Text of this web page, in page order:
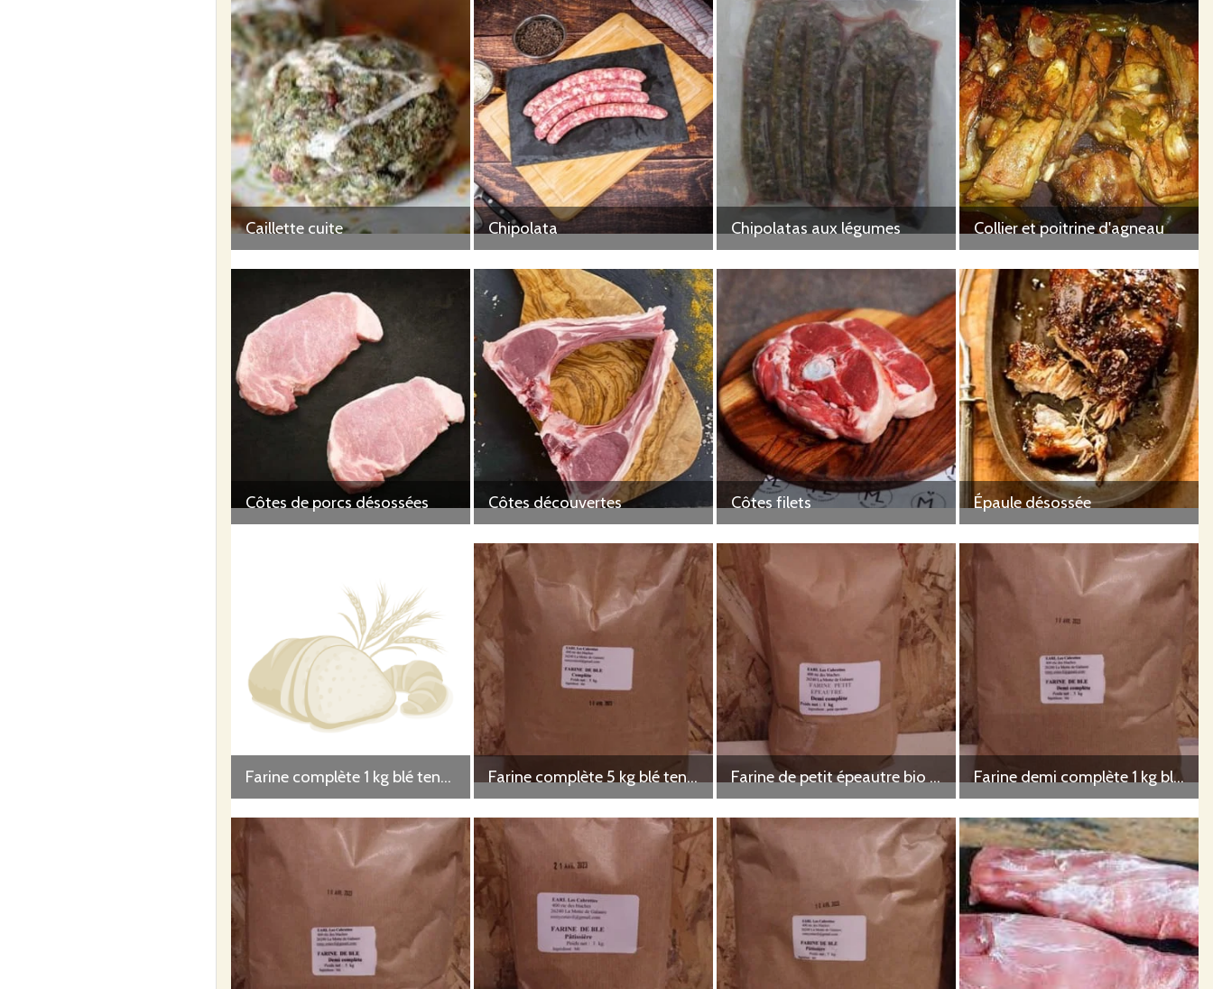
Caillette cuite Chipolata Chipolatas aux légumes Collier et poitrine d'agneau
Côtes de porcs désossées Côtes découvertes Côtes filets Épaule désossée
Farine complète 1 kg blé tendre Farine complète 5 kg blé tendre Farine de petit épeautre bio 1 kg Farine demi complète 1 kg blé tendre